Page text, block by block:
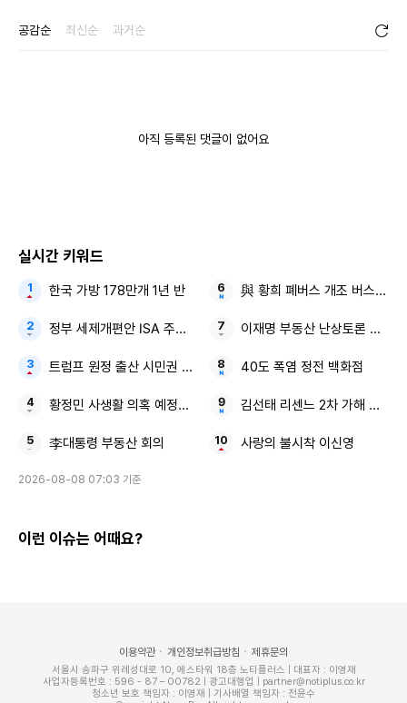
공감순 최신순 과거순
아직 등록된 댓글이 없어요
실시간 키워드
한국 가방 178만개 1년 반
정부 세제개편안 ISA 주가누르기안
트럼프 원정 출산 시민권 제한
황정민 사생활 의혹 예정대로 방송
李대통령 부동산 회의
與 황희 폐버스 개조 버스 하우
이재명 부동산 난상토론 최종
40도 폭염 정전 백화점
김선태 리센느 2차 가해 논란
사랑의 불시착 이신영
2026-08-08 07:03 기준
이런 이슈는 어때요?
이용약관 개인정보취급방침 제휴문의
서울시 송파구 위례성대로 10, 에스타워 18층 노티플러스 | 대표자 : 이영재
사업자등록번호 : 596 - 87 – 00782 | 광고대행업 | partner@notiplus.co.kr
청소년 보호 책임자 : 이영재 | 기사배열 책임자 : 전윤수